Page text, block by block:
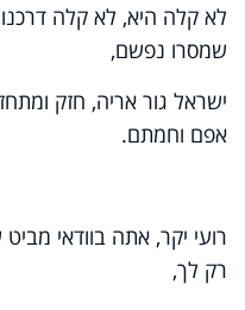
לא קלה היא, לא קלה
שמסרו נפשם,
ישראל גור אריה, חזק
אפם וחמתם.
רועי יקר, אתה בוודאי
רק לך,